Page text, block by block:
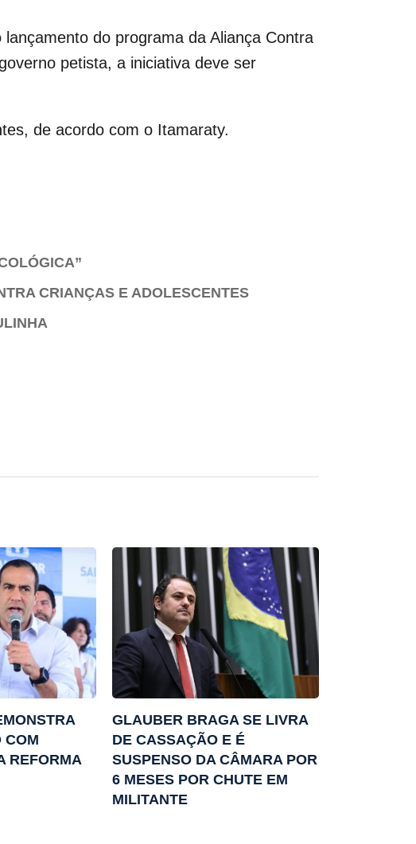
do programa da Aliança Contra
petista, a iniciativa deve ser
de acordo com o Itamaraty.
CRIANÇAS E ADOLESCENTES
COM
REFORMA
GLAUBER BRAGA SE LIVRA
DE CASSAÇÃO E É
SUSPENSO DA CÂMARA POR
6 MESES POR CHUTE EM
MILITANTE